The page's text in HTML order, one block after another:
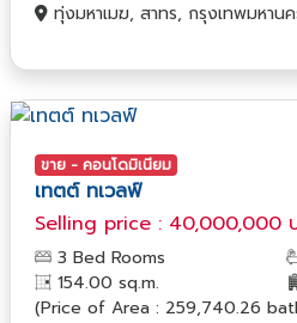
ทุ่งมหาเมฆ, สาทร, กรุงเทพมหาน
ขาย - คอนโดมิเนียม
เทตต์ ทเวลฟ์
Selling price : 40,000,000
3 Bed Rooms
154.00 sq.m.
(Price of Area : 259,740.26